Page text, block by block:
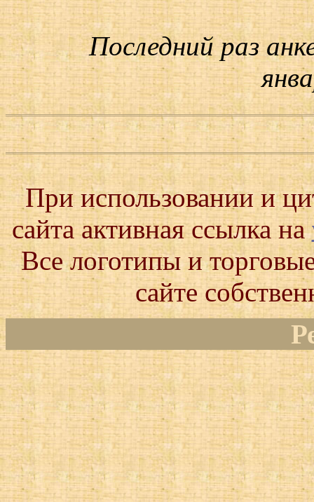
Последний раз
При использовании и
сайта активная ссылка на
Все логотипы и
сайте